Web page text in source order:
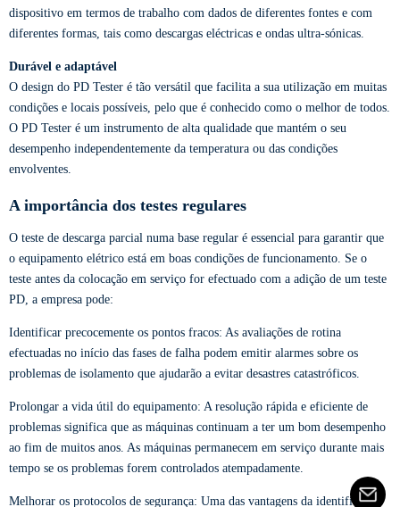
dispositivo em termos de trabalho com dados de diferentes fontes e com
diferentes formas, tais como descargas eléctricas e ondas ultra-sónicas.
Durável e adaptável
O design do PD Tester é tão versátil que facilita a sua utilização em muitas
condições e locais possíveis, pelo que é conhecido como o melhor de todos.
O PD Tester é um instrumento de alta qualidade que mantém o seu
desempenho independentemente da temperatura ou das condições
envolventes.
A importância dos testes regulares
O teste de descarga parcial numa base regular é essencial para garantir que
o equipamento elétrico está em boas condições de funcionamento. Se o
teste antes da colocação em serviço for efectuado com a adição de um teste
PD, a empresa pode:
Identificar precocemente os pontos fracos: As avaliações de rotina
efectuadas no início das fases de falha podem emitir alarmes sobre os
problemas de isolamento que ajudarão a evitar desastres catastróficos.
Prolongar a vida útil do equipamento: A resolução rápida e eficiente de
problemas significa que as máquinas continuam a ter um bom desempenho
ao fim de muitos anos. As máquinas permanecem em serviço durante mais
tempo se os problemas forem controlados atempadamente.
Melhorar os protocolos de segurança: Uma das vantagens da identificação